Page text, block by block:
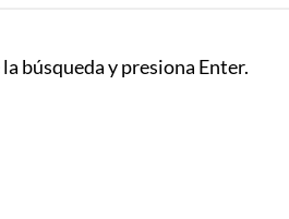
búsqueda y presiona Enter.